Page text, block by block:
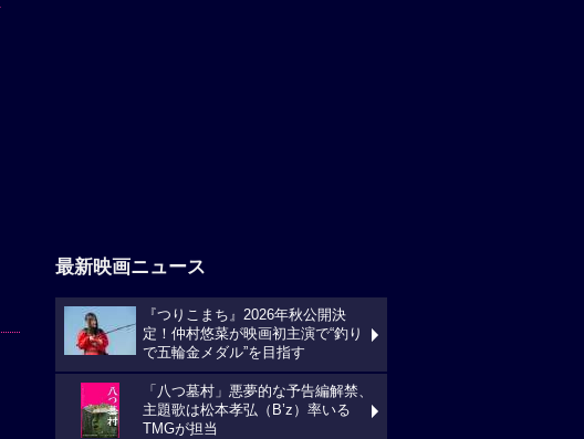
最新映画ニュース
『つりこまち』2026年秋公開決
定！仲村悠菜が映画初主演で“釣り
で五輪金メダル”を目指す
「八つ墓村」悪夢的な予告編解禁、
主題歌は松本孝弘（B’z）率いる
TMGが担当